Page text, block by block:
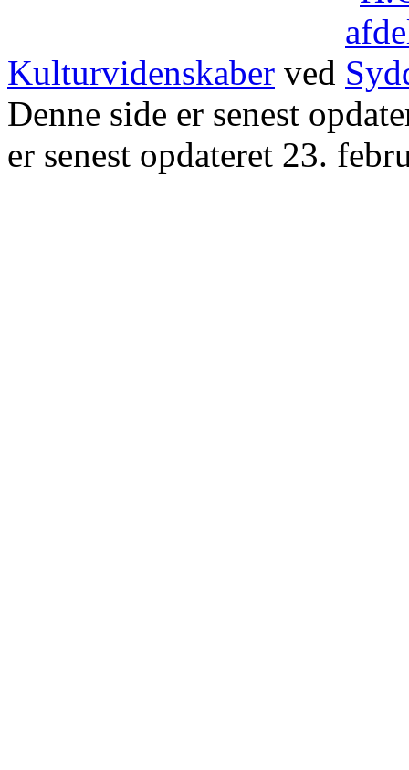
Kulturvidenskaber ved
Denne side er senest
er senest opdateret 23.